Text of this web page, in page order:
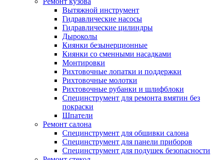
Вытяжной инструмент
Гидравлические насосы
Гидравлические цилиндры
Дыроколы
Киянки безынерционные
Киянки со сменными насадками
Монтировки
Рихтовочные лопатки и поддержки
Рихтовочные молотки
Рихтовочные рубанки и шлифблоки
Специнструмент для ремонта вмятин без
покраски
Шпатели
Ремонт салона
Специнструмент для обшивки салона
Специнструмент для панели приборов
Специнструмент для подушек безопасности